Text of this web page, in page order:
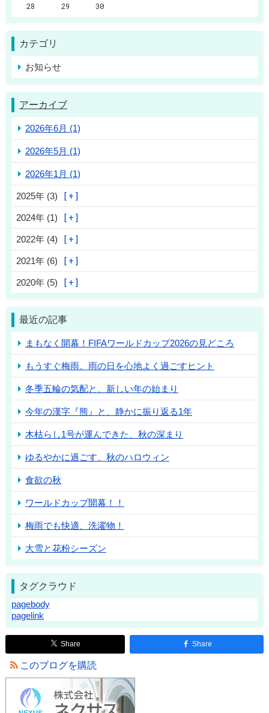
28
29 30
カテゴリ
お知らせ
アーカイブ
2026年6月 (1)
2026年5月 (1)
2026年1月 (1)
2025年 (3)
2024年 (1)
2022年 (4)
2021年 (6)
2020年 (5)
最近の記事
まもなく開幕！FIFAワールドカップ2026の見どころ
もうすぐ梅雨。雨の日を心地よく過ごすヒント
冬季五輪の気配と、新しい年の始まり
今年の漢字『熊』と、静かに振り返る1年
木枯らし1号が運んできた、秋の深まり
ゆるやかに過ごす、秋のハロウィン
食欲の秋
ワールドカップ開幕！！
梅雨でも快適、洗濯物！
大雪と花粉シーズン
タグクラウド
pagebody
pagelink
Share Share
このブログを購読